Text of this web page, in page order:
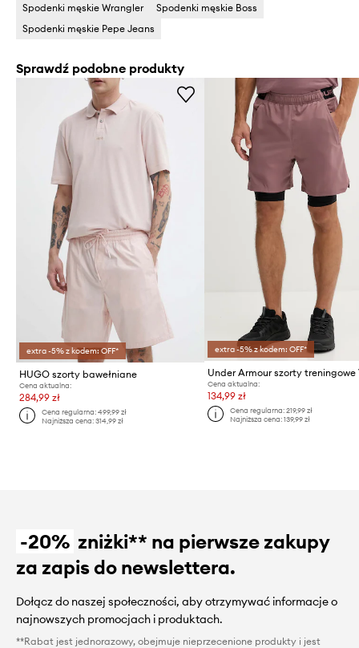
Spodenki męskie Wrangler
Spodenki męskie Boss
Spodenki męskie Pepe Jeans
Sprawdź podobne produkty
extra -5% z kodem: OFF*
HUGO szorty bawełniane
Cena aktualna:
284,99 zł
Cena regularna:499,99 zł
Najniższa cena:314,99 zł
extra -5% z kodem: OFF*
Cena aktualna:
134,99 zł
Cena regularna: 219,99 zł
Najniższa cena: 139,99 zł
-20% zniżki** na pierwsze zakupy
za zapis do newslettera.
Dołącz do naszej społeczności, aby otrzymywać informacje o
najnowszych promocjach i produktach.
**Rabat jest jednorazowy, obejmuje nieprzecenione produkty i jest